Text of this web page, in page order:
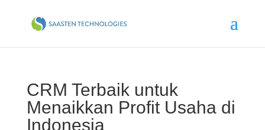
CRM Terbaik untuk
Menaikkan Profit Usaha di
Indonesia